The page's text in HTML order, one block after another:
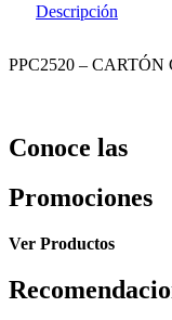
Descripción
PPC2520 – CARTÓN
Conoce las
Promociones
Ver Productos